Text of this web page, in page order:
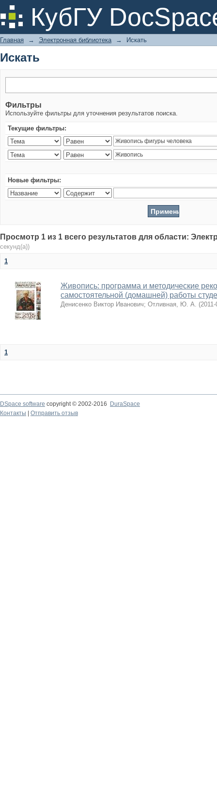
КубГУ
Искать
Главная → Электронная библиотека → Искать
Искать
Фильтры
Используйте фильтры для уточнения результатов поиска.
Текущие фильтры:
Новые фильтры:
Просмотр 1 из 1 всего результатов для области:
секунд(а))
1
Живопись: программа и методические
самостоятельной (домашней) работы
Денисенко Виктор Иванович; Отливная, Ю. А. (
1
DSpace software copyright © 2002-2016
DuraSpace
Контакты
Отправить отзыв